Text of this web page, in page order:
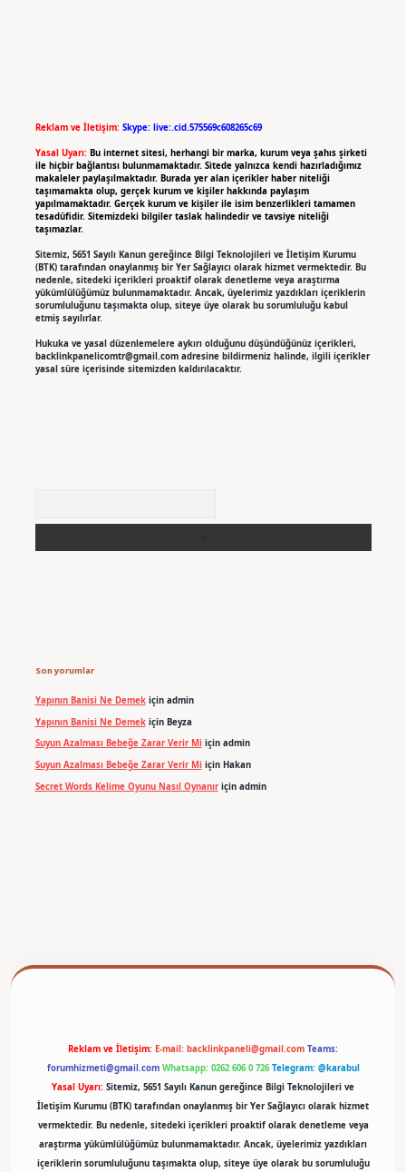
Reklam ve İletişim: Skype: live:.cid.575569c608265c69
Yasal Uyarı: Bu internet sitesi, herhangi bir marka, kurum veya şahıs şirketi
ile hiçbir bağlantısı bulunmamaktadır. Sitede yalnızca kendi hazırladığımız
makaleler paylaşılmaktadır. Burada yer alan içerikler haber niteliği
taşımamakta olup, gerçek kurum ve kişiler hakkında paylaşım
yapılmamaktadır. Gerçek kurum ve kişiler ile isim benzerlikleri tamamen
tesadüfidir. Sitemizdeki bilgiler taslak halindedir ve tavsiye niteliği
taşımazlar.
Sitemiz, 5651 Sayılı Kanun gereğince Bilgi Teknolojileri ve İletişim Kurumu
(BTK) tarafından onaylanmış bir Yer Sağlayıcı olarak hizmet vermektedir. Bu
nedenle, sitedeki içerikleri proaktif olarak denetleme veya araştırma
yükümlülüğümüz bulunmamaktadır. Ancak, üyelerimiz yazdıkları içeriklerin
sorumluluğunu taşımakta olup, siteye üye olarak bu sorumluluğu kabul
etmiş sayılırlar.
Hukuka ve yasal düzenlemelere aykırı olduğunu düşündüğünüz içerikleri,
backlinkpanelicomtr@gmail.comadresine bildirmeniz halinde, ilgili içerikler
yasal süre içerisinde sitemizden kaldırılacaktır.
Son yorumlar
Yapının Banisi Ne Demekiçin admin
Yapının Banisi Ne Demekiçin Beyza
Suyun Azalması Bebeğe Zarar Verir Miiçin admin
Suyun Azalması Bebeğe Zarar Verir Miiçin Hakan
Secret Words Kelime Oyunu Nasıl Oynanıriçin admin
Reklam ve İletişim: E-mail: backlinkpaneli@gmail.com Teams:
forumhizmeti@gmail.com Whatsapp: 0262 606 0 726 Telegram: @karabul
Yasal Uyarı: Sitemiz, 5651 Sayılı Kanun gereğince Bilgi Teknolojileri ve
İletişim Kurumu (BTK) tarafından onaylanmış bir Yer Sağlayıcı olarak hizmet
vermektedir. Bu nedenle, sitedeki içerikleri proaktif olarak denetleme veya
araştırma yükümlülüğümüz bulunmamaktadır. Ancak, üyelerimiz yazdıkları
içeriklerin sorumluluğunu taşımakta olup, siteye üye olarak bu sorumluluğu